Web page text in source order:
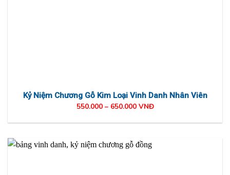
Kỷ Niệm Chương Gỗ Kim Loại Vinh Danh Nhân Viên
550.000 – 650.000 VNĐ